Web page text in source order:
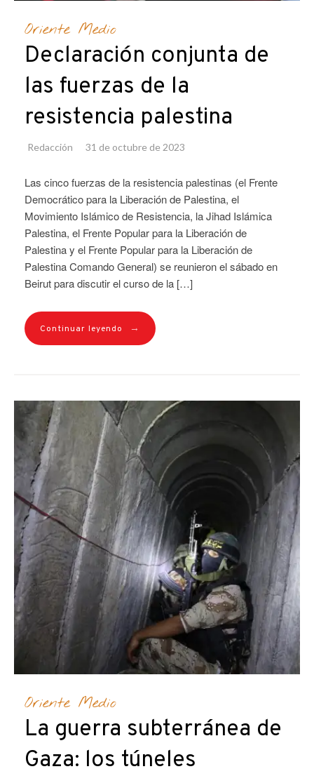
Oriente Medio
Declaración conjunta de
las fuerzas de la
resistencia palestina
Redacción 31 de octubre de 2023
Las cinco fuerzas de la resistencia palestinas (el Frente
Democrático para la Liberación de Palestina, el
Movimiento Islámico de Resistencia, la Jihad Islámica
Palestina, el Frente Popular para la Liberación de
Palestina y el Frente Popular para la Liberación de
Palestina Comando General) se reunieron el sábado en
Beirut para discutir el curso de la […]
Continuar leyendo →
Oriente Medio
La guerra subterránea de
Gaza: los túneles